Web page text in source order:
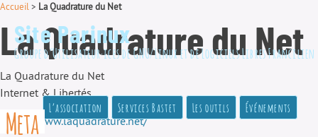
Site Parinux
Groupe d’Utilisateur·ices de GNU/Linux et de Logiciels Libres Francilien
L’association Services Bastet Les outils Événements
Accueil > La Quadrature du Net
La Quadrature du Net
La Quadrature du Net
Internet & Libertés
https://www.laquadrature.net/
Meta